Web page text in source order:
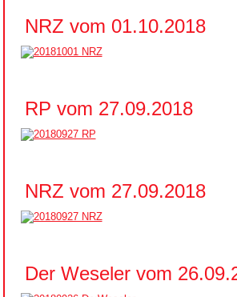
NRZ vom 01.10.2018
RP vom 27.09.2018
NRZ vom 27.09.2018
Der Weseler vom